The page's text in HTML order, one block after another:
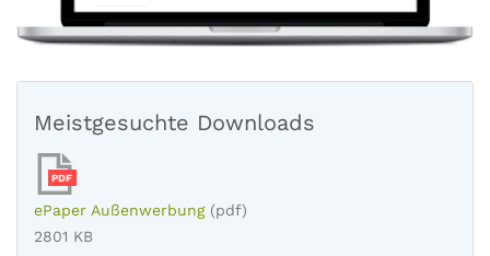
Meistgesuchte Downloads
PDF
ePaper Außenwerbung (pdf)
2801 KB